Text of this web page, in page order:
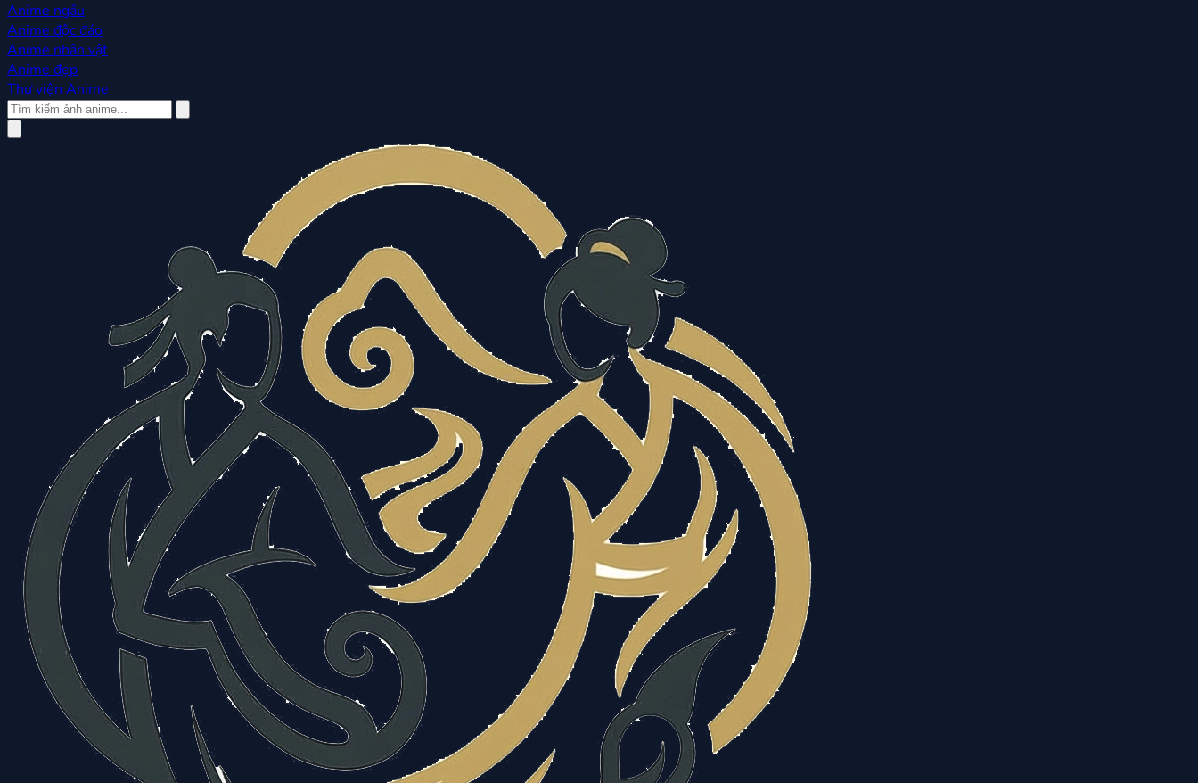
Anime ngầu
Anime độc đáo
Anime nhân vật
Anime đẹp
Thư viện Anime